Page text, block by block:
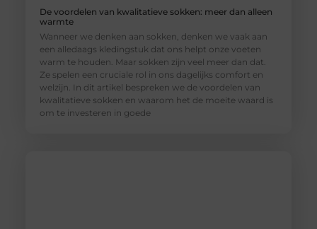
De voordelen van kwalitatieve sokken: meer dan alleen
warmte
Wanneer we denken aan sokken, denken we vaak aan
een alledaags kledingstuk dat ons helpt onze voeten
warm te houden. Maar sokken zijn veel meer dan dat.
Ze spelen een cruciale rol in ons dagelijks comfort en
welzijn. In dit artikel bespreken we de voordelen van
kwalitatieve sokken en waarom het de moeite waard is
om te investeren in goede